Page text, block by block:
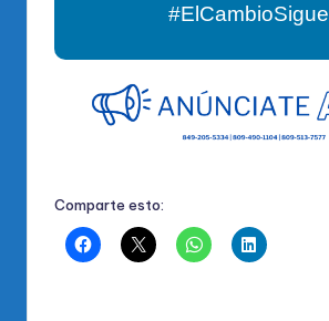
#ElCambioSigue
Comparte esto: